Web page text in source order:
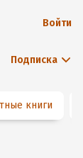
Подписка
Войти
книги